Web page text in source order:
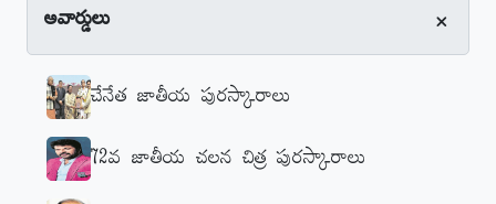
అవార్డులు +
చేనేత జాతీయ పురస్కారాలు
72వ జాతీయ చలన చిత్ర పురస్కారాలు